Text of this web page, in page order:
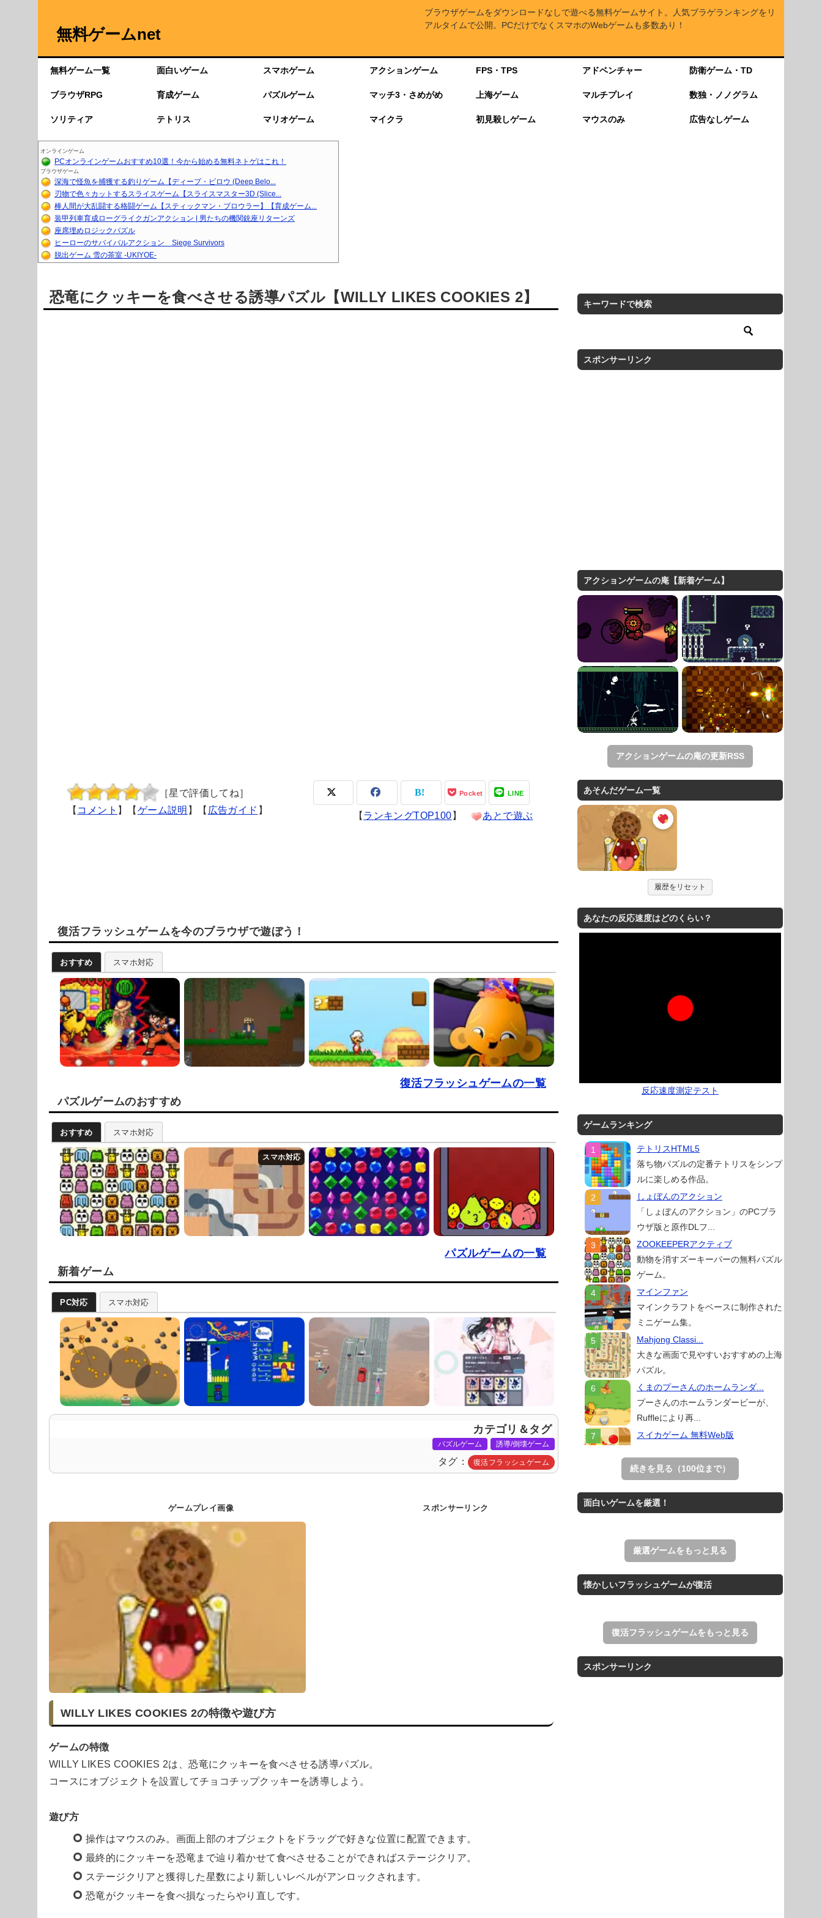
無料ゲームnet
ブラウザゲームをダウンロードなしで遊べる無料ゲームサイト。人気ブラゲランキングをリ
アルタイムで公開。PCだけでなくスマホのWebゲームも多数あり！
無料ゲーム一覧 面白いゲーム スマホゲーム アクションゲーム FPS・TPS アドベンチャー 防衛ゲーム・TD
ブラウザRPG 育成ゲーム パズルゲーム マッチ3・さめがめ 上海ゲーム マルチプレイ 数独・ノノグラム
ソリティア テトリス マリオゲーム マイクラ 初見殺しゲーム マウスのみ 広告なしゲーム
オンラインゲーム
PCオンラインゲームおすすめ10選！今から始める無料ネトゲはこれ！
ブラウザゲーム
深海で怪魚を捕獲する釣りゲーム【ディープ・ビロウ (Deep Belo...
刃物で色々カットするスライスゲーム【スライスマスター3D (Slice...
棒人間が大乱闘する格闘ゲーム【スティックマン・ブロウラー】【育成ゲーム...
装甲列車育成ローグライクガンアクション | 男たちの機関銃座リターンズ
座席埋めロジックパズル
ヒーローのサバイバルアクション Siege Survivors
脱出ゲーム 雪の茶室 -UKIYOE-
恐竜にクッキーを食べさせる誘導パズル【WILLY LIKES COOKIES 2】
［星で評価してね］
【 コメント 】【 ゲーム説明 】【 広告ガイド 】
Pocket LINE
【 ランキングTOP100 】 あとで遊ぶ
復活フラッシュゲームを今のブラウザで遊ぼう！
おすすめ スマホ対応
復活フラッシュゲームの一覧
パズルゲームのおすすめ
おすすめ スマホ対応
パズルゲームの一覧
新着ゲーム
PC対応 スマホ対応
カテゴリ＆タグ
パズルゲーム 誘導/倒壊ゲーム
タグ 復活フラッシュゲーム
ゲームプレイ画像 スポンサーリンク
WILLY LIKES COOKIES 2の特徴や遊び方
ゲームの特徴
WILLY LIKES COOKIES 2は、恐竜にクッキーを食べさせる誘導パズル。
コースにオブジェクトを設置してチョコチップクッキーを誘導しよう。
遊び方
操作はマウスのみ。画面上部のオブジェクトをドラッグで好きな位置に配置できます。
最終的にクッキーを恐竜まで辿り着かせて食べさせることができればステージクリア。
ステージクリアと獲得した星数により新しいレベルがアンロックされます。
恐竜がクッキーを食べ損なったらやり直しです。
キーワードで検索
スポンサーリンク
アクションゲームの庵【新着ゲーム】
アクションゲームの庵の更新RSS
あそんだゲーム一覧
履歴をリセット
あなたの反応速度はどのくらい？
反応速度測定テスト
ゲームランキング
テトリスHTML5
落ち物パズルの定番テトリスをシンプ
ルに楽しめる作品。
しょぼんのアクション
「しょぼんのアクション」のPCブラ
ウザ版と原作DLフ...
ZOOKEEPERアクティブ
動物を消すズーキーパーの無料パズル
ゲーム。
マインファン
マインクラフトをベースに制作された
ミニゲーム集。
Mahjong Classi...
大きな画面で見やすいおすすめの上海
パズル。
くまのプーさんのホームランダ...
プーさんのホームランダービーが、
Ruffleにより再...
スイカゲーム 無料Web版
無料Web版。
アローアウト
すべての矢印を画面外へ導くパズルゲ
ーム。
ホールを巨大に育成する落とし穴ゲー
ム。
THE MERGEST KI...
王国を構築していく放置系のシミュレ
続きを見る（100位まで）
面白いゲームを厳選！
厳選ゲームをもっと見る
懐かしいフラッシュゲームが復活
復活フラッシュゲームをもっと見る
スポンサーリンク